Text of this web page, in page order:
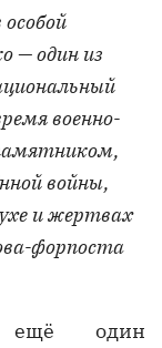
— один из
военно-
войны,
и жертвах
форпоста
ещё один